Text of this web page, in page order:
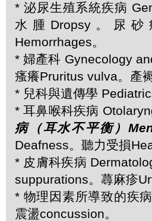
* 泌尿生殖系統疾病
水腫Dropsy。尿砂
Hemorrhages。
* 婦產科 Gynecology
瘙癢Pruritus vulva。產
* 兒科與遺傳學
* 耳鼻喉科疾病
病（耳水不平衡）
Deafness。聽力受損
* 皮膚科疾病
suppurations。蕁麻疹
* 物理因素所導致的疾
震盪concussion。